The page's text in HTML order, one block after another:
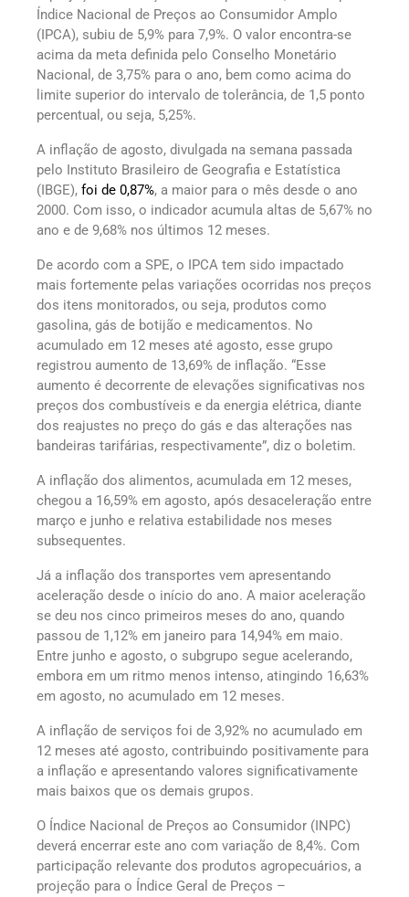
Índice Nacional de Preços ao Consumidor Amplo
(IPCA), subiu de 5,9% para 7,9%. O valor encontra-se
acima da meta definida pelo Conselho Monetário
Nacional, de 3,75% para o ano, bem como acima do
limite superior do intervalo de tolerância, de 1,5 ponto
percentual, ou seja, 5,25%.
A inflação de agosto, divulgada na semana passada
pelo Instituto Brasileiro de Geografia e Estatística
(IBGE), foi de 0,87%, a maior para o mês desde o ano
2000. Com isso, o indicador acumula altas de 5,67% no
ano e de 9,68% nos últimos 12 meses.
De acordo com a SPE, o IPCA tem sido impactado
mais fortemente pelas variações ocorridas nos preços
dos itens monitorados, ou seja, produtos como
gasolina, gás de botijão e medicamentos. No
acumulado em 12 meses até agosto, esse grupo
registrou aumento de 13,69% de inflação. “Esse
aumento é decorrente de elevações significativas nos
preços dos combustíveis e da energia elétrica, diante
dos reajustes no preço do gás e das alterações nas
bandeiras tarifárias, respectivamente”, diz o boletim.
A inflação dos alimentos, acumulada em 12 meses,
chegou a 16,59% em agosto, após desaceleração entre
março e junho e relativa estabilidade nos meses
subsequentes.
Já a inflação dos transportes vem apresentando
aceleração desde o início do ano. A maior aceleração
se deu nos cinco primeiros meses do ano, quando
passou de 1,12% em janeiro para 14,94% em maio.
Entre junho e agosto, o subgrupo segue acelerando,
embora em um ritmo menos intenso, atingindo 16,63%
em agosto, no acumulado em 12 meses.
A inflação de serviços foi de 3,92% no acumulado em
12 meses até agosto, contribuindo positivamente para
a inflação e apresentando valores significativamente
mais baixos que os demais grupos.
O Índice Nacional de Preços ao Consumidor (INPC)
deverá encerrar este ano com variação de 8,4%. Com
participação relevante dos produtos agropecuários, a
projeção para o Índice Geral de Preços –